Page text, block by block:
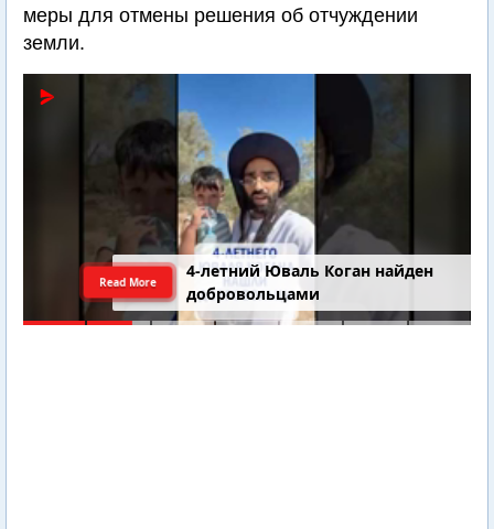
меры для отмены решения об отчуждении
земли.
4-летний Юваль Коган найден
добровольцами
Read More